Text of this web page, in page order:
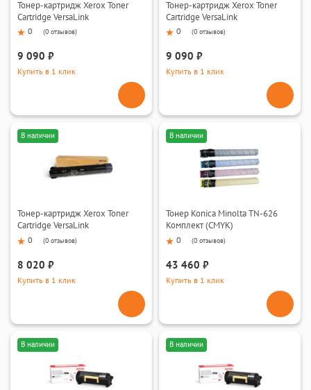
Тонер-картридж Xerox Toner
Cartridge VersaLink
C7120/7125/7130 (magenta)
0 (0 отзывов)
9 090 ₽
Купить в 1 клик
Тонер-картридж Xerox Toner
Cartridge VersaLink
C7120/7125/7130 (yellow)
0 (0 отзывов)
9 090 ₽
Купить в 1 клик
В наличии
Тонер-картридж Xerox Toner
Cartridge VersaLink
B7125/7130/7135 (black)
0 (0 отзывов)
8 020 ₽
Купить в 1 клик
В наличии
Тонер Konica Minolta TN-626
Комплект (CMYK)
0 (0 отзывов)
43 460 ₽
Купить в 1 клик
В наличии В наличии